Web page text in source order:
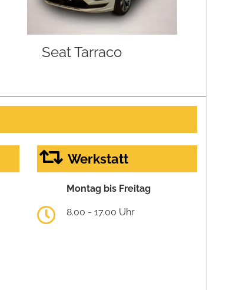
Seat Tarraco
Werkstatt
Montag bis Freitag
8.00 - 17.00 Uhr